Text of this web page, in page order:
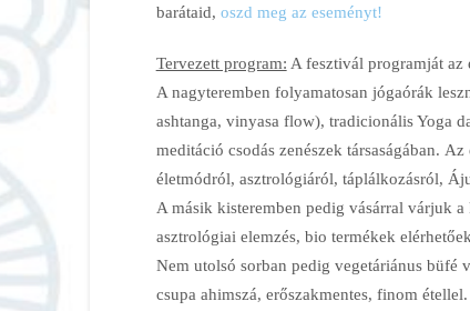
barátaid, oszd meg az eseményt!
Tervezett program: A fesztivál programját az
A nagyteremben folyamatosan jógaórák
ashtanga, vinyasa flow), tradicionális Yoga
meditáció csodás zenészek társaságában.
életmódról, asztrológiáról, táplálkozásról,
A másik kisteremben pedig vásárral várjuk
asztrológiai elemzés, bio termékek
Nem utolsó sorban pedig vegetáriánus büfé
csupa ahimszá, erőszakmentes, finom étellel.